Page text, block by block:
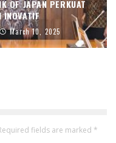
OF JAPAN PERKUAT
INOVATIF
March 10, 2025
fields are marked *